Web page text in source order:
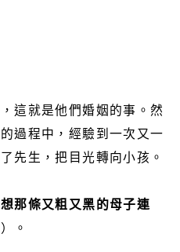
這就是他們婚姻的事。然
過程中，經驗到一次又一
先生，把目光轉向小孩。
想那條又粗又黑的母子連
）。